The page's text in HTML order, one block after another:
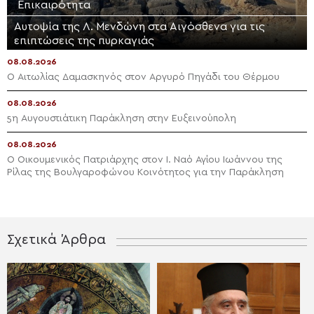
Επικαιρότητα
Αυτοψία της Λ. Μενδώνη στα Αιγόσθενα για τις
επιπτώσεις της πυρκαγιάς
08.08.2026
Ο Αιτωλίας Δαμασκηνός στον Αργυρό Πηγάδι του Θέρμου
08.08.2026
5η Αυγουστιάτικη Παράκληση στην Ευξεινούπολη
08.08.2026
Ο Οικουμενικός Πατριάρχης στον I. Ναό Αγίου Ιωάννου της
Ρίλας της Βουλγαροφώνου Κοινότητος για την Παράκληση
Σχετικά Άρθρα